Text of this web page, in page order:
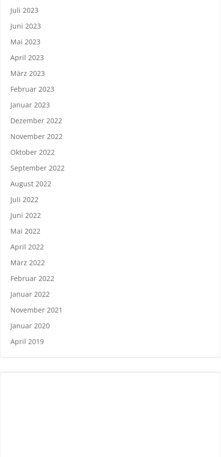
Juli 2023
Juni 2023
Mai 2023
April 2023
März 2023
Februar 2023
Januar 2023
Dezember 2022
November 2022
Oktober 2022
September 2022
August 2022
Juli 2022
Juni 2022
Mai 2022
April 2022
März 2022
Februar 2022
Januar 2022
November 2021
Januar 2020
April 2019